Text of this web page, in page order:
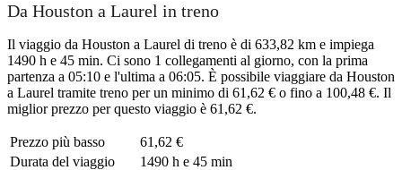
Da Houston a Laurel in treno
Il viaggio da Houston a Laurel di treno è di 633,82 km e impiega
1490 h e 45 min. Ci sono 1 collegamenti al giorno, con la prima
partenza a 05:10 e l'ultima a 06:05. È possibile viaggiare da Houston
a Laurel tramite treno per un minimo di 61,62 € o fino a 100,48 €. Il
miglior prezzo per questo viaggio è 61,62 €.
Prezzo più basso
61,62 €
Durata del viaggio
1490 h e 45 min